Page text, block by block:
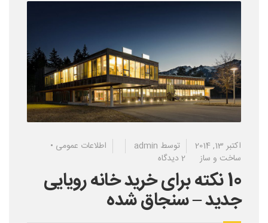
اکتبر 13, 2014 توسط admin اطلاعات عمومی •
ساخت و ساز
2 دیدگاه
10 نکته برای خرید خانه رویایی
جدید – سنجاق شده